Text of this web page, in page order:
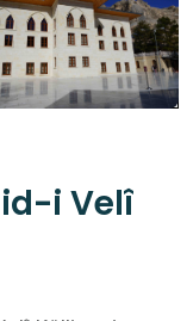
i Velî